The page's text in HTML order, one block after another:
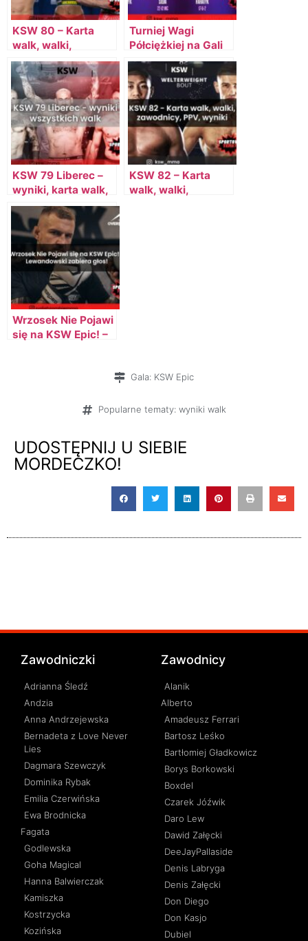
KSW 80 – Karta
walk, walki,
zawodnicy, PPV,
darmowe streamy
(darmowe kody)
Turniej Wagi
Półciężkiej na Gali
KSW Epic! – Kibice
Decydują o Parach!
KSW 79 Liberec –
wyniki, karta walk,
gdzie oglądać?
KSW 82 – Karta
walk, walki,
Wrzosek Nie Pojawi
się na KSW Epic! –
Gala: KSW Epic
Popularne tematy: wyniki walk
UDOSTĘPNIJ U SIEBIE
MORDECZKO!
Zawodniczki
Adrianna Śledź
Andzia
Anna Andrzejewska
Bernadeta z Love Never
Lies
Dagmara Szewczyk
Dominika Rybak
Emilia Czerwińska
Ewa Brodnicka
Fagata
Godlewska
Goha Magical
Hanna Balwierczak
Kamiszka
Kostrzycka
Kozińska
Zawodnicy
Alanik
Alberto
Amadeusz Ferrari
Bartosz Leśko
Bartłomiej Gładkowicz
Borys Borkowski
Boxdel
Czarek Jóźwik
Daro Lew
Dawid Załęcki
DeeJayPallaside
Denis Labryga
Denis Załęcki
Don Diego
Don Kasjo
Dubiel